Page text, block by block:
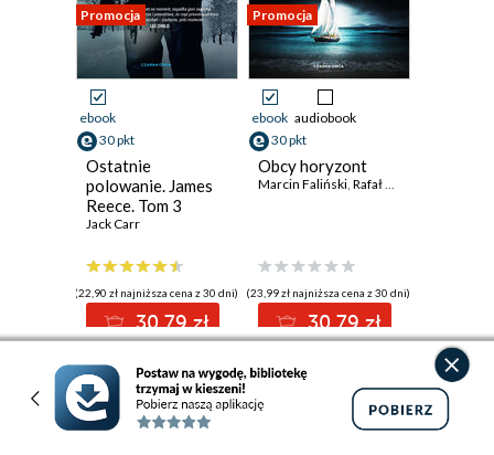
Promocja
ebook
30 pkt
Ostatnie
polowanie. James
Reece. Tom 3
Jack Carr
(22,90 zł najniższa cena z 30 dni)
30.79 zł
Promocja
ebook audiobook
30 pkt
Obcy horyzont
Marcin Faliński, Rafał Barnaś
(23,99 zł najniższa cena z 30 dni)
30.79 zł